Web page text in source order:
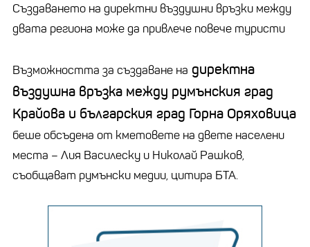
Създаването на директни въздушни връзки между
двата региона може да привлече повече туристи
Възможността за създаване на директна
въздушна връзка между румънския град
Крайова и българския град Горна Оряховица
беше обсъдена от кметовете на двете населени
места – Лия Василеску и Николай Рашков,
съобщават румънски медии, цитира БТА.